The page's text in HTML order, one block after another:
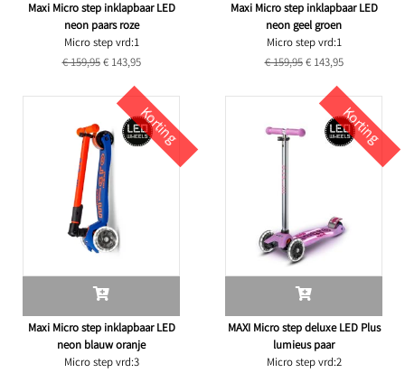
Maxi Micro step inklapbaar LED
neon paars roze
Micro step vrd:1
€ 159,95€ 143,95
Maxi Micro step inklapbaar LED
neon geel groen
Micro step vrd:1
€ 159,95€ 143,95
Korting
Maxi Micro step inklapbaar LED
neon blauw oranje
Micro step vrd:3
Korting
MAXI Micro step deluxe LED Plus
lumieus paar
Micro step vrd:2